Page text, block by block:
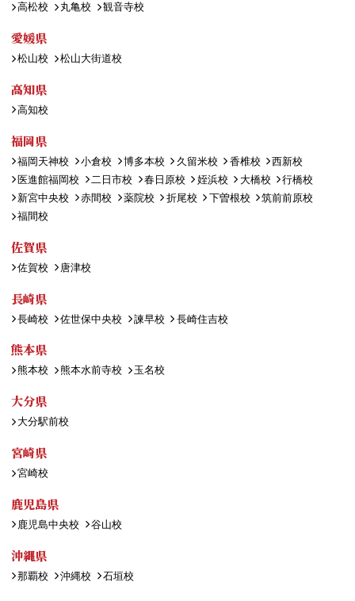
高松校 丸亀校 観音寺校
愛媛県
松山校 松山大街道校
高知県
高知校
福岡県
福岡天神校 小倉校 博多本校 久留米校 香椎校
西新校
医進館福岡校
二日市校 春日原校 姪浜校 大橋校
行橋校
新宮中央校
赤間校 薬院校 折尾校 下曽根校
筑前前原校
福間校
佐賀県
佐賀校 唐津校
長崎県
長崎校 佐世保中央校 諫早校 長崎住吉校
熊本県
熊本校 熊本水前寺校 玉名校
大分県
大分駅前校
宮崎県
宮崎校
鹿児島県
鹿児島中央校 谷山校
沖縄県
那覇校 沖縄校 石垣校